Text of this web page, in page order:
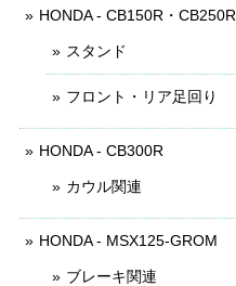
HONDA - CB150R・CB250R
スタンド
フロント・リア足回り
HONDA - CB300R
カウル関連
HONDA - MSX125-GROM
ブレーキ関連